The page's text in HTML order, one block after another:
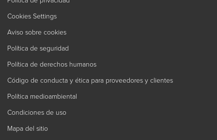
Cookies Settings
Aviso sobre cookies
Política de seguridad
Política de derechos humanos
Código de conducta y ética para proveedores y clientes
Política medioambiental
Condiciones de uso
Mapa del sitio